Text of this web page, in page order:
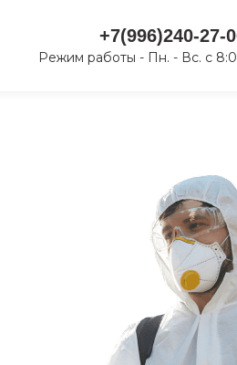
+7(996)240-27-
Режим работы - Пн. - Вс. с